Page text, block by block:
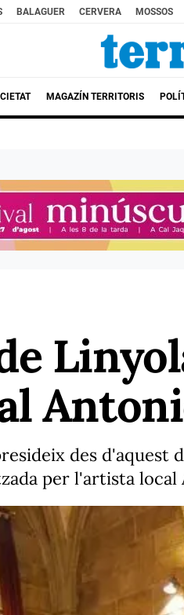
BALAGUER CERVERA MOSSOS
MAGAZÍN TERRITORIS
des d'aquest
per l'artista local